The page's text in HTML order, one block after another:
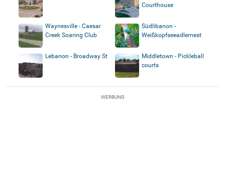
Courthouse
Waynesville - Caesar
Creek Soaring Club
Südlibanon -
Weißkopfseeadlernest
Lebanon - Broadway St
Middletown - Pickleball
courts
WERBUNG